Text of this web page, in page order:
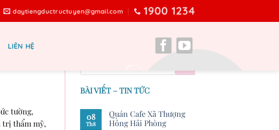
daytiengductructuyen@gmail.com 1900 1234
LIÊN HỆ
tường,
trị thẩm mỹ,
BÀI VIẾT – TIN TỨC
08
Th8
Quán Cafe Xã Thượng
Hồng Hải Phòng